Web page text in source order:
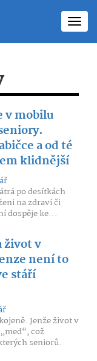
v mobilu
a od té
klidnější
po desítkách
na zdraví či
dospěje ke...
život v
není to
stáří
Jenže život v
což
seniorů.